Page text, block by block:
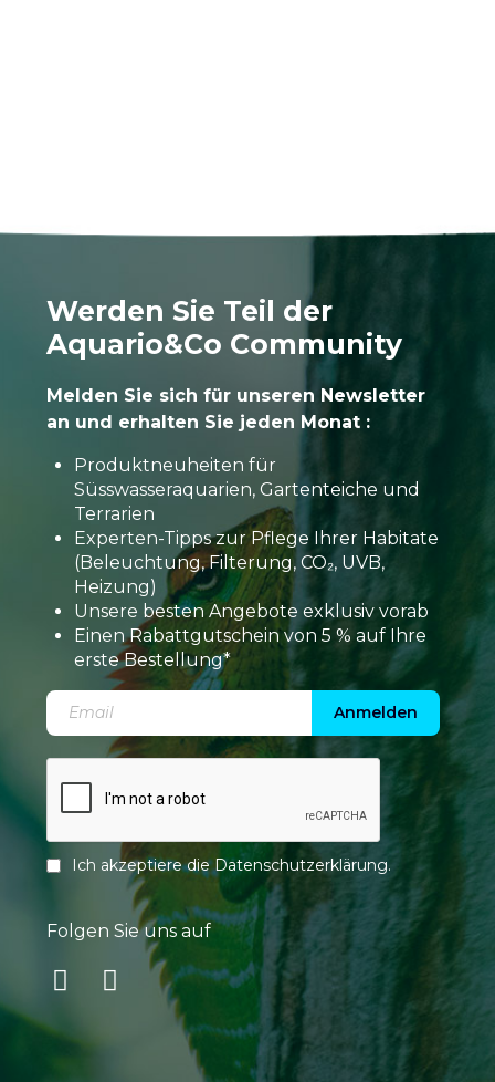
Werden Sie Teil der
Aquario&Co Community
Melden Sie sich für unseren Newsletter
an und erhalten Sie jeden Monat :
Produktneuheiten für
Süsswasseraquarien, Gartenteiche und
Terrarien
Experten-Tipps zur Pflege Ihrer Habitate
(Beleuchtung, Filterung, CO₂, UVB,
Heizung)
Unsere besten Angebote exklusiv vorab
Einen Rabattgutschein von 5 % auf Ihre
erste Bestellung*
Anmelden
Ich akzeptiere dieDatenschutzerklärung.
Folgen Sie uns auf